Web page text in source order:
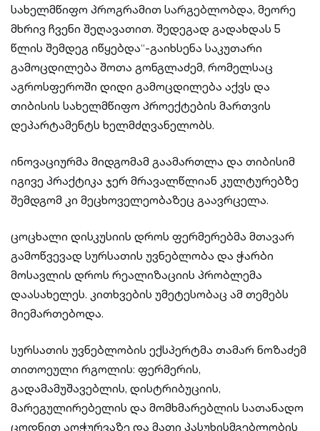
სახელმწიფო პროგრამით სარგებლობდა, მეორე
მხრივ ჩვენი შეღავათით. შედეგად გადახდას 5
წლის შემდეგ იწყებდა“-გაიხსენა საკუთარი
გამოცდილება შოთა გონგლაძემ, რომელსაც
აგროსფეროში დიდი გამოცდილება აქვს და
თიბისის სახელმწიფო პროექტების მართვის
დეპარტამენტს ხელმძღვანელობს.
ინოვაციურმა მიდგომამ გაამართლა და თიბისიმ
იგივე პრაქტიკა ჯერ მრავალწლიან კულტურებზე
შემდგომ კი მეცხოველეობაზეც გაავრცელა.
ცოცხალი დისკუსიის დროს ფერმერებმა მთავარ
გამოწვევად სურსათის უვნებლობა და ჭარბი
მოსავლის დროს რეალიზაციის პრობლემა
დაასახელეს. კითხვების უმეტესობაც ამ თემებს
მიემართებოდა.
სურსათის უვნებლობის ექსპერტმა თამარ ნოზაძემ
თითოეული რგოლის: ფერმერის,
გადამამუშავებლის, დისტრიბუციის,
მარეგულირებელის და მომხმარებლის სათანადო
ცოდნით აღჭურვაზე და მათი პასუხისმგებლობის